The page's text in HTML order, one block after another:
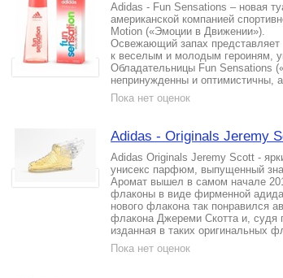
Adidas - Fun Sensations – новая
американской компанией
Motion («Эмоции в Движении»).
Освежающий запах
к веселым и молодым героиням,
Обладательницы Fun Sensations
непринужденны и оптимистичны,
Пока нет оценок
Adidas - Originals Jeremy
Adidas Originals Jeremy Scott -
унисекс парфюм, выпущенный
Аромат вышел в самом начале
флаконы в виде фирменной
нового флакона так понравился
флакона Джереми Скотта и, судя
изданная в таких оригинальных
Пока нет оценок